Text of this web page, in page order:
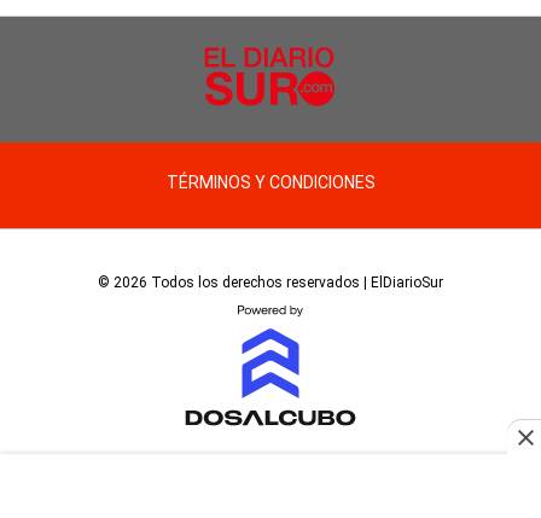
TÉRMINOS Y CONDICIONES
© 2026 Todos los derechos reservados | ElDiarioSur